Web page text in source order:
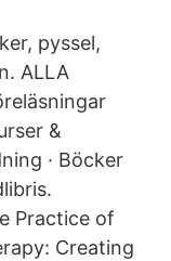
pyssel,
ALLA
&
· Böcker
Practice of
Creating